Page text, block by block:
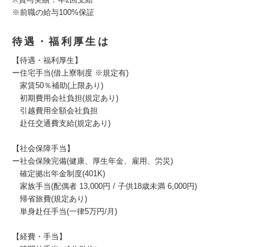
※前職の給与100%保証
待遇・福利厚生は
【待遇・福利厚生】
ー住宅手当(借上寮制度 ※規定有)
家賃50％補助(上限あり)
初期費用会社負担(規定あり)
引越費用全額会社負担
赴任交通費支給(規定あり)
【社会保障手当】
ー社会保険完備(健康、厚生年金、雇用、労災)
確定拠出年金制度(401K)
家族手当(配偶者 13,000円 / 子供18歳未満 6,000円)
帰省旅費(規定あり)
単身赴任手当(一律5万円/月)
【経費・手当】